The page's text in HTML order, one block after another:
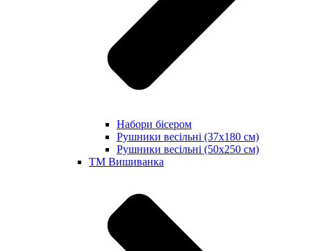
Набори бісером
Рушники весільні (37х180 см)
Рушники весільні (50х250 см)
ТМ Вишиванка